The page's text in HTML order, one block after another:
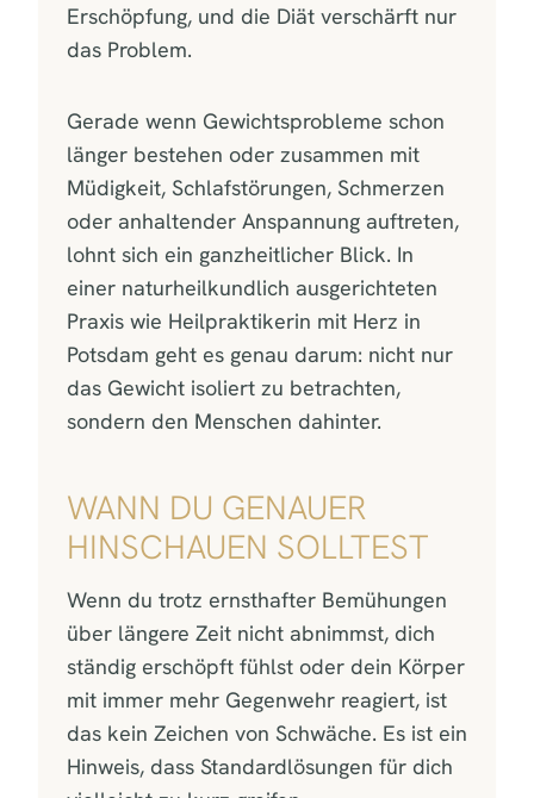
Erschöpfung, und die Diät verschärft nur
das Problem.
Gerade wenn Gewichtsprobleme schon
länger bestehen oder zusammen mit
Müdigkeit, Schlafstörungen, Schmerzen
oder anhaltender Anspannung auftreten,
lohnt sich ein ganzheitlicher Blick. In
einer naturheilkundlich ausgerichteten
Praxis wie Heilpraktikerin mit Herz in
Potsdam geht es genau darum: nicht nur
das Gewicht isoliert zu betrachten,
sondern den Menschen dahinter.
WANN DU GENAUER
HINSCHAUEN SOLLTEST
Wenn du trotz ernsthafter Bemühungen
über längere Zeit nicht abnimmst, dich
ständig erschöpft fühlst oder dein Körper
mit immer mehr Gegenwehr reagiert, ist
das kein Zeichen von Schwäche. Es ist ein
Hinweis, dass Standardlösungen für dich